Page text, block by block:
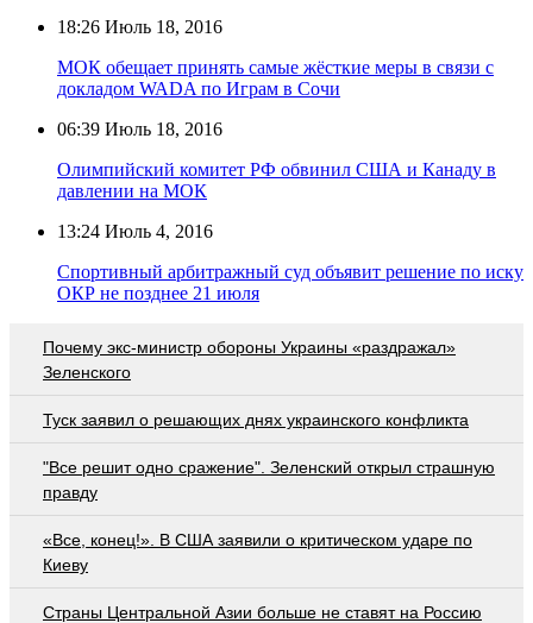
18:26 Июль 18, 2016
МОК обещает принять самые жёсткие меры в связи с
докладом WADA по Играм в Сочи
06:39 Июль 18, 2016
Олимпийский комитет РФ обвинил США и Канаду в
давлении на МОК
13:24 Июль 4, 2016
Спортивный арбитражный суд объявит решение по иску
ОКР не позднее 21 июля
Почему экс-министр обороны Украины «раздражал»
Зеленского
Туск заявил о решающих днях украинского конфликта
"Все решит одно сражение". Зеленский открыл страшную
правду
«Все, конец!». В США заявили о критическом ударе по
Киеву
Страны Центральной Азии больше не ставят на Россию